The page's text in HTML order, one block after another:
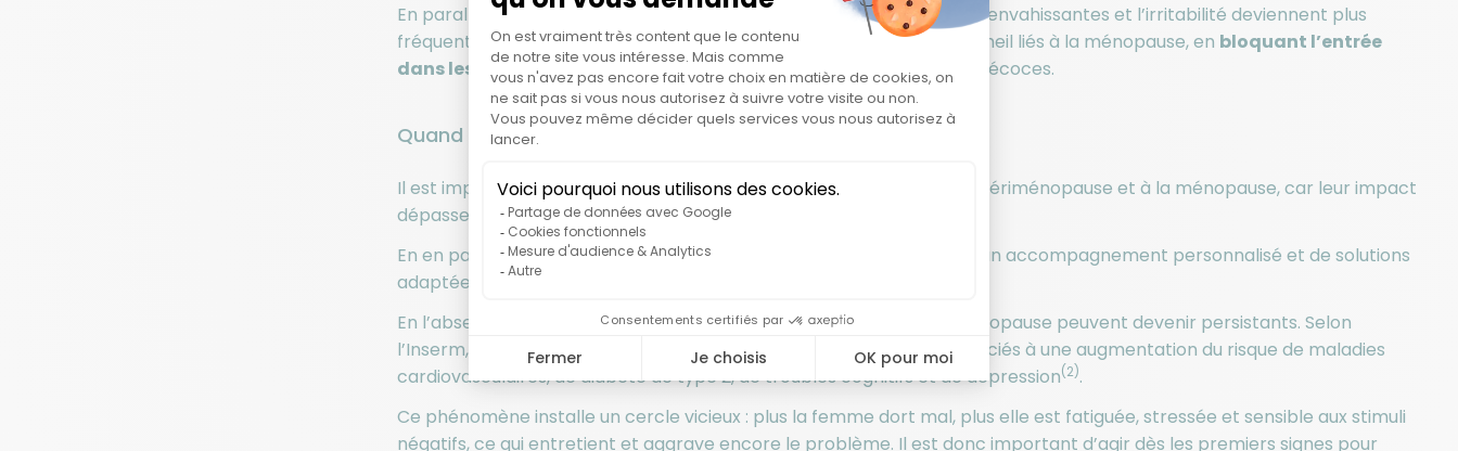
En parallèle, l’anxiété (liée à une dérégulation de GABA), les pensées envahissantes et l’irritabilité deviennent plus
fréquentes. Ces facteurs psychiques renforcent les troubles du sommeil liés à la ménopause, en bloquant l’entrée
dans les phases de sommeil profondou en favorisant les réveils précoces.
Quand les troubles du sommeil deviennent chroniques ?
Il est important de ne pas banaliser les troubles du sommeil liés à la périménopause et à la ménopause, car leur impact
dépasse le simple inconfort nocturne.
En en parlant à un professionnel de santé, vous pourrez bénéficier d’un accompagnement personnalisé et de solutions
adaptées à votre profil hormonal et émotionnel.
En l’absence de prise en charge, les troubles du sommeil liés à la ménopause peuvent devenir persistants. Selon
l’Inserm, des troubles chroniques du rythme veille-sommeil sont associés à une augmentation du risque de maladies
cardiovasculaires, de diabète de type 2, de troubles cognitifs et de dépression(2).
Ce phénomène installe un cercle vicieux : plus la femme dort mal, plus elle est fatiguée, stressée et sensible aux stimuli
négatifs, ce qui entretient et aggrave encore le problème. Il est donc important d’agir dès les premiers signes pour